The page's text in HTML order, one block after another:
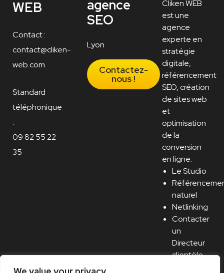
WEB
Contact :
contact@cliken-
web.com
Standard
téléphonique
:
09 82 55 22
35
agence
SEO
Lyon
Contactez-
nous !
Cliken WEB
est une
agence
experte en
stratégie
digitale,
référencement
SEO, création
de sites web
et
optimisation
de la
conversion
en ligne.
Le Studio
naturel
Netlinking
Contacter
un
Directeur
clientèle